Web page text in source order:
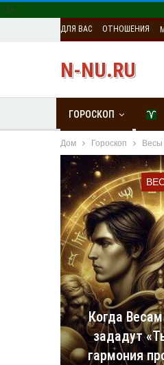
" />
ДЛЯ ВАС ОТНОШЕНИЯ
N-NU.RU
ГОРОСКОП
Дом Гороскоп Весы
Когда
зададут
гармония